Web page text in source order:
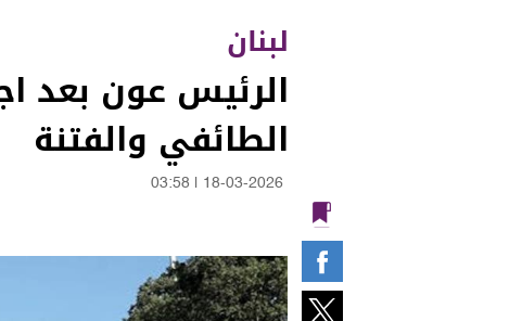
لبنان
الرئيس عون بعد
الطائفي والفتنة
18-03-2026
03:58